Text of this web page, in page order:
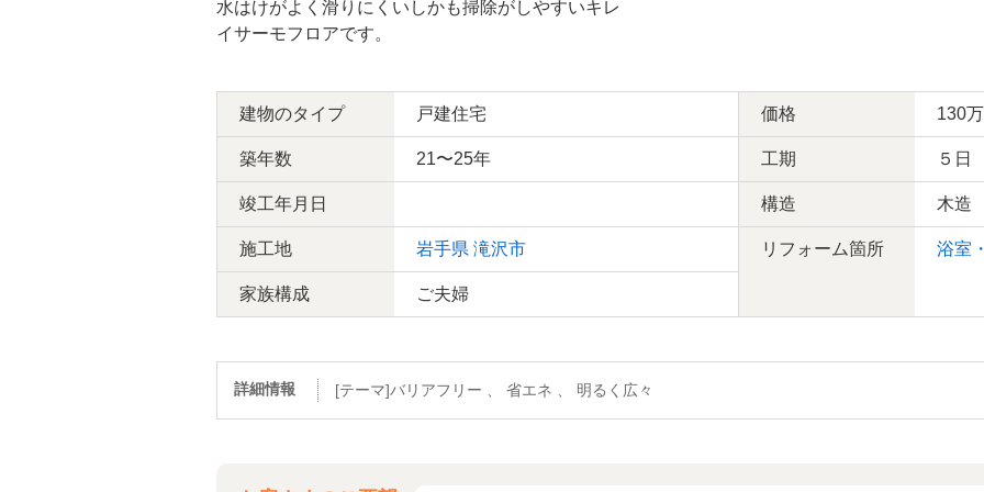
水はけがよく滑りにくいしかも掃除がしやすいキレ
イサーモフロアです。
建物のタイプ 戸建住宅 価格 130
築年数 21〜25年 工期 ５日
竣工年月日 構造 木造
施工地 岩手県 滝沢市 リフォーム箇所 浴室
家族構成 ご夫婦
詳細情報 [テーマ]バリアフリー 、 省エネ 、 明るく広々